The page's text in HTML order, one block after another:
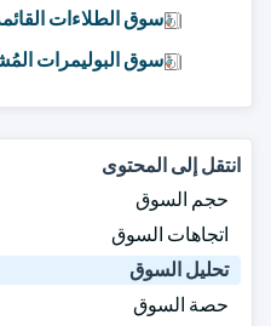
سوق الطلاءات
سوق البوليمرات
انتقل إلى المحتوى
حجم السوق
اتجاهات السوق
تحليل السوق
حصة السوق